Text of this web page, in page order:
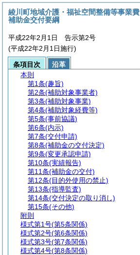
綾川町地域介護・福祉空間整備等事業費
補助金交付要綱
平成22年2月1日 告示第2号
(平成22年2月1日施行)
条項目次
沿革
本則
第1条(趣旨)
第2条(補助対象事業者)
第3条(補助対象事業)
第4条(補助対象経費等)
第5条(事前協議)
第6条(内示)
第7条(交付申請)
第8条(補助金の交付決定)
第9条(変更承認申請)
第10条(実績報告)
第11条(補助金の交付)
第12条(目的外使用の禁止)
第13条(指導監査)
第14条(交付決定の取り消し)
第15条(その他)
附則
様式第1号(第5条関係)
様式第2号(第6条関係)
様式第3号(第7条関係)
様式第4号(第8条関係)